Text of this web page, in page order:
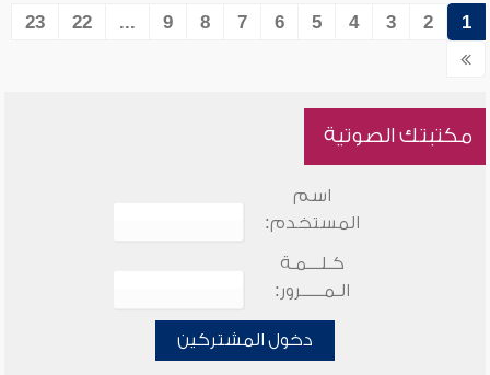
1
2
3
4
5
6
7
8
9
...
22
23
مكتبتك الصوتية
اسم
المستخدم:
كـلـــمـة
الـمـــــرور:
دخول المشتركين